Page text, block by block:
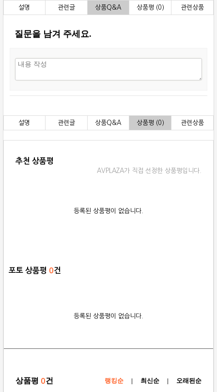
설명 관련글 상품Q&A 상품평 (0) 관련상품
질문을 남겨 주세요.
설명 관련글 상품Q&A 상품평 (0) 관련상품
추천 상품평
AVPLAZA가 직접 선정한 상품평입니다.
등록된 상품평이 없습니다.
포토 상품평 0건
등록된 상품평이 없습니다.
상품평 0건 랭킹순 | 최신순 | 오래된순